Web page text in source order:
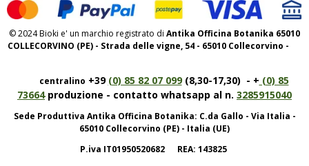
© 2024 Bioki e' un marchio registrato di Antika Officina Botanika 65010
COLLECORVINO (PE) - Strada delle vigne, 54 - 65010 Collecorvino -
centralino +39 (0) 85 82 07 099(8,30-17,30) - + (0) 85
73664produzione - contatto whatsapp al n. 3285915040
Sede Produttiva Antika Officina Botanika: C.da Gallo - Via Italia -
65010 Collecorvino (PE) - Italia (UE)
P.iva IT01950520682 REA: 143825